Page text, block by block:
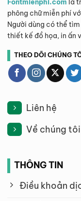
Fontmienphi.com là
phông chữ miễn phí
Người dùng có thể
thiết kế đồ họa, in ấn
THEO DÕI CHÚNG
Liên hệ
Về chúng tôi
THÔNG TIN
Điều khoản